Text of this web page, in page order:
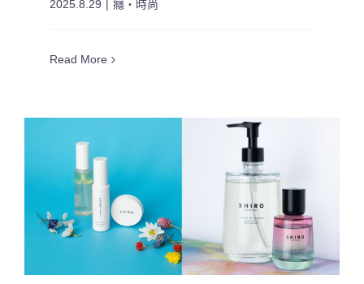
2025.8.29 | 癮・時尚
Read More